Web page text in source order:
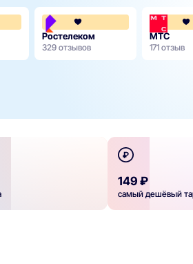
4.3 3.8
Ростелеком
329 отзывов
МТС
171 отзыв
149 ₽
самый дешёвый